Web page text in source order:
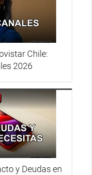
Chile:
2026
y Deudas en